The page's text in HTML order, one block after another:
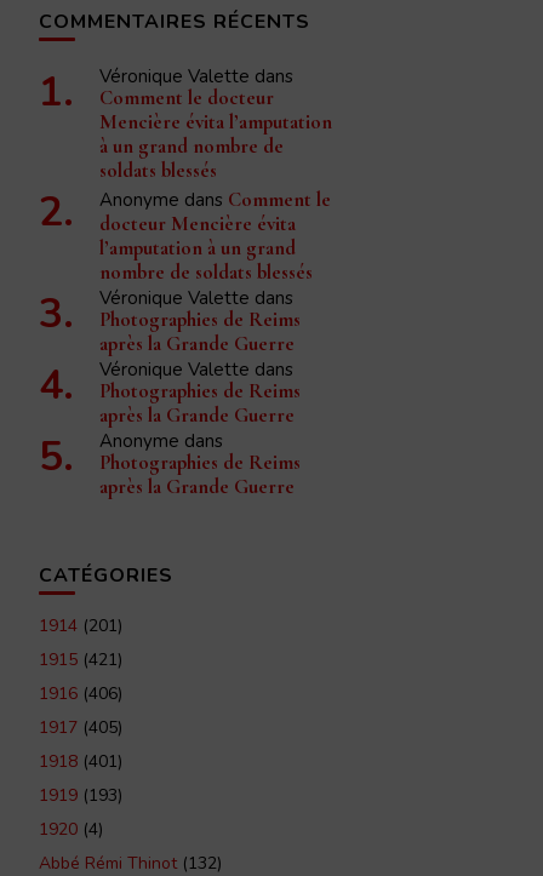
COMMENTAIRES RÉCENTS
Véronique Valette dans
Comment le docteur
Mencière évita l’amputation
à un grand nombre de
soldats blessés
Anonyme dans Comment le
docteur Mencière évita
l’amputation à un grand
nombre de soldats blessés
Véronique Valette dans
Photographies de Reims
après la Grande Guerre
Véronique Valette dans
Photographies de Reims
après la Grande Guerre
Anonyme dans
Photographies de Reims
après la Grande Guerre
CATÉGORIES
1914 (201)
1915 (421)
1916 (406)
1917 (405)
1918 (401)
1919 (193)
1920 (4)
Abbé Rémi Thinot(132)